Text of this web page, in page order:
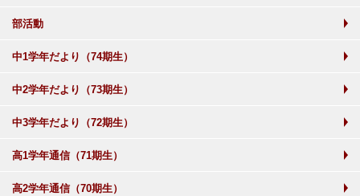
部活動
中1学年だより（74期生）
中2学年だより（73期生）
中3学年だより（72期生）
高1学年通信（71期生）
高2学年通信（70期生）